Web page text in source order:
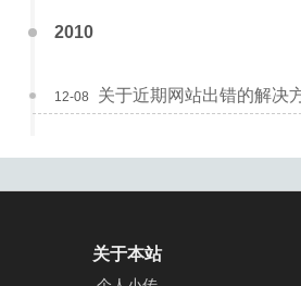
2010
关于近期网站出错的解决
12-08
关于本站